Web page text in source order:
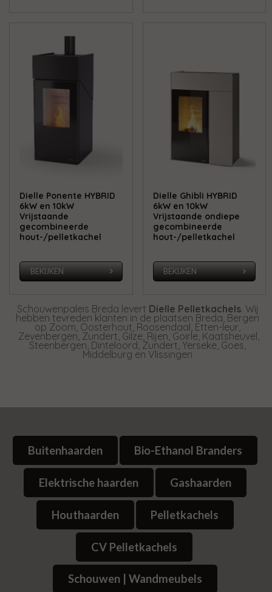
Dielle Ponente HYBRID
6kW en 10kW
Vrijstaande
gecombineerde
hout-/pelletkachel
BEKIJKEN
Dielle Ghibli HYBRID
6kW en 10kW
Vrijstaande ondiepe
gecombineerde
hout-/pelletkachel
BEKIJKEN
Schouwenpaleis Breda levert Dielle Pelletkachels. Wij
hebben tevreden klanten in de plaatsen Breda, Bergen
op Zoom, Oosterhout, Roosendaal, Etten-leur,
Zevenbergen, Zundert, Gilze, Rijen, Goirle, Kaatsheuvel,
Steenbergen, Dinteloord, Zundert, Yerseke, Goes,
Middelburg en Vlissingen
Buitenhaarden Bio-Ethanol Branders
Elektrische haarden Gashaarden
Houthaarden Pelletkachels
CV Pelletkachels
Schouwen | Wandmeubels